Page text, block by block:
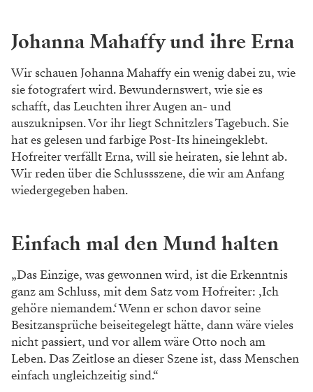
Johanna Mahaffy und ihre Erna
Wir schauen Johanna Mahaffy ein wenig dabei zu, wie
sie fotografert wird. Bewundernswert, wie sie es
schafft, das Leuchten ihrer Augen an- und
auszuknipsen. Vor ihr liegt Schnitzlers Tagebuch. Sie
hat es gelesen und farbige Post-Its hineingeklebt.
Hofreiter verfällt Erna, will sie heiraten, sie lehnt ab.
Wir reden über die Schlussszene, die wir am Anfang
wiedergegeben haben.
Einfach mal den Mund halten
„Das Einzige, was gewonnen wird, ist die Erkenntnis
ganz am Schluss, mit dem Satz vom Hofreiter: ‚Ich
gehöre niemandem.‘ Wenn er schon davor seine
Besitzansprüche beiseitegelegt hätte, dann wäre vieles
nicht passiert, und vor allem wäre Otto noch am
Leben. Das Zeitlose an dieser Szene ist, dass Menschen
einfach ungleichzeitig sind.“